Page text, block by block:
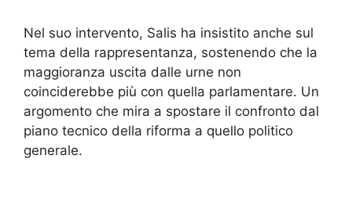
Nel suo intervento, Salis ha insistito anche sul
tema della rappresentanza, sostenendo che la
maggioranza uscita dalle urne non
coinciderebbe più con quella parlamentare. Un
argomento che mira a spostare il confronto dal
piano tecnico della riforma a quello politico
generale.